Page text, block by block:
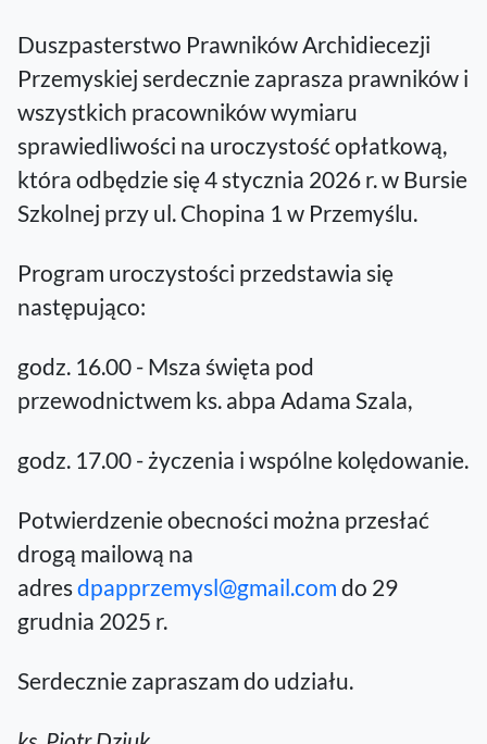
Duszpasterstwo Prawników Archidiecezji
Przemyskiej serdecznie zaprasza prawników i
wszystkich pracowników wymiaru
sprawiedliwości na uroczystość opłatkową,
która odbędzie się 4 stycznia 2026 r. w Bursie
Szkolnej przy ul. Chopina 1 w Przemyślu.
Program uroczystości przedstawia się
następująco:
godz. 16.00 - Msza święta pod
przewodnictwem ks. abpa Adama Szala,
godz. 17.00 - życzenia i wspólne kolędowanie.
Potwierdzenie obecności można przesłać
drogą mailową na
adresdpapprzemysl@gmail.com do 29
grudnia 2025 r.
Serdecznie zapraszam do udziału.